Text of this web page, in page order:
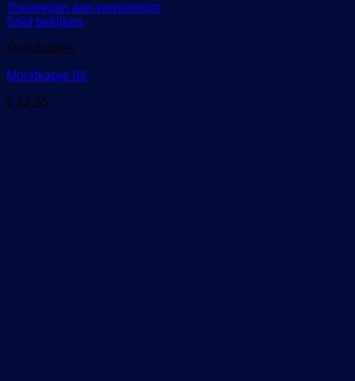
Toevoegen aan wensenlijst
Snel bekijken
Mondkapjes
Mondkapje 03
€ 12,95